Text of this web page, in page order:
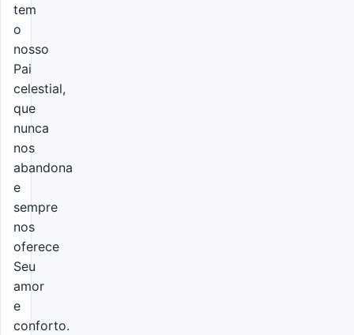
tem
o
nosso
Pai
celestial,
que
nunca
nos
abandona
e
sempre
nos
oferece
Seu
amor
e
conforto.